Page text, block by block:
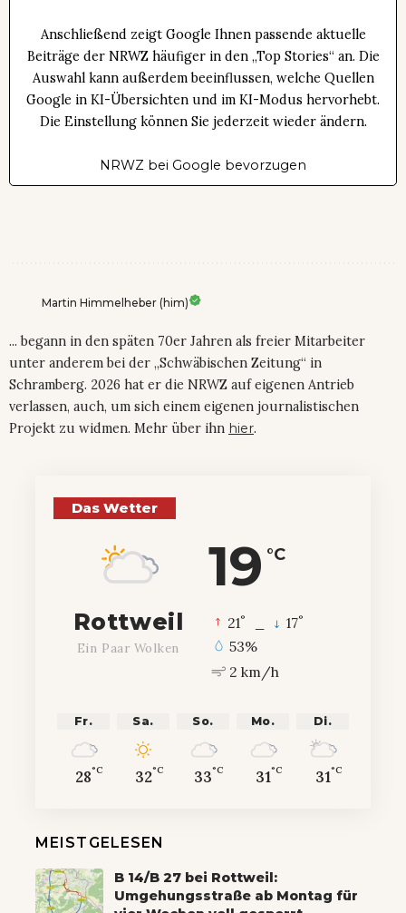
Anschließend zeigt Google Ihnen passende aktuelle
Beiträge der NRWZ häufiger in den „Top Stories“ an. Die
Auswahl kann außerdem beeinflussen, welche Quellen
Google in KI-Übersichten und im KI-Modus hervorhebt.
Die Einstellung können Sie jederzeit wieder ändern.
NRWZ bei Google bevorzugen
Martin Himmelheber (him)
... begann in den späten 70er Jahren als freier Mitarbeiter
unter anderem bei der „Schwäbischen Zeitung“ in
Schramberg. 2026 hat er die NRWZ auf eigenen Antrieb
verlassen, auch, um sich einem eigenen journalistischen
Projekt zu widmen. Mehr über ihn hier.
Das Wetter
19 °C
Rottweil
Ein Paar Wolken
21° 17°
53%
2 km/h
Fr.
28°C
Sa.
32°C
So.
33°C
Mo.
31°C
Di.
31°C
MEISTGELESEN
B 14/B 27 bei Rottweil:
Umgehungsstraße ab Montag für